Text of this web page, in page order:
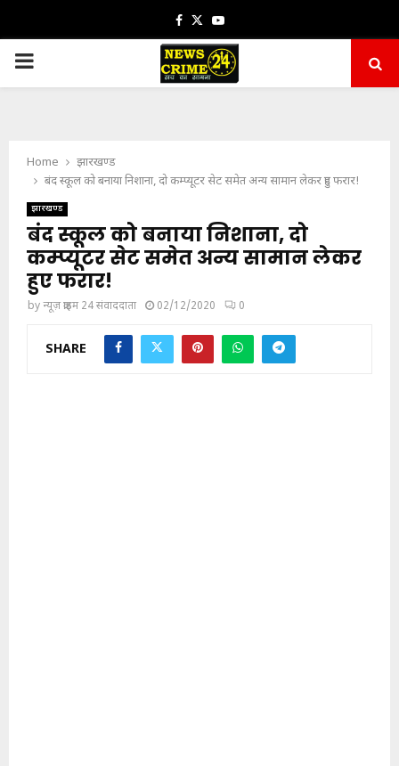
Facebook
TwitterYoutube
PRIMARY
Home
झारखण्ड
बंद स्कूल को बनाया निशाना, दो कम्प्यूटर सेट समेत अन्य सामान लेकर हुए फरार!
झारखण्ड
बंद स्कूल को बनाया निशाना, दो
कम्प्यूटर सेट समेत अन्य सामान लेकर
हुए फरार!
byन्यूज़ क्राइम 24 संवाददाता 02/12/2020 0
SHARE